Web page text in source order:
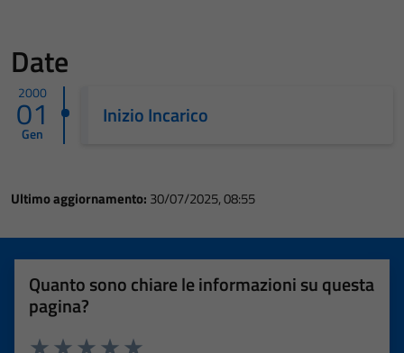
Date
2000
01
Gen
Inizio Incarico
Ultimo aggiornamento: 30/07/2025, 08:55
Quanto sono chiare le informazioni su questa
pagina?